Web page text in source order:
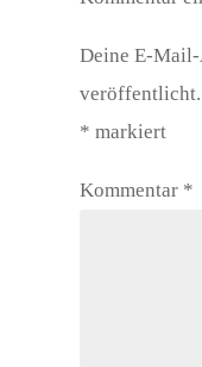
Deine E-
veröffentlicht.
* markiert
Kommentar *